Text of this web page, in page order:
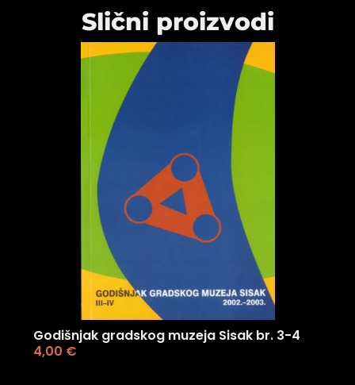
Slični proizvodi
Godišnjak gradskog muzeja Sisak br. 3-4
4,00 €